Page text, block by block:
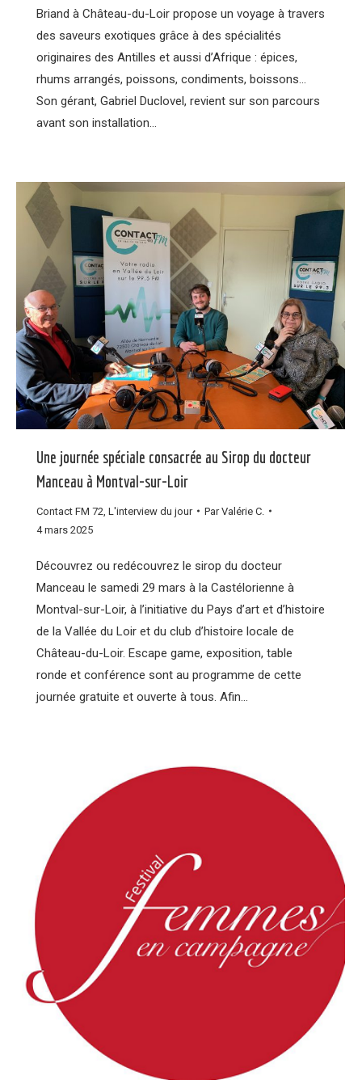
Briand à Château-du-Loir propose un voyage à travers
des saveurs exotiques grâce à des spécialités
originaires des Antilles et aussi d’Afrique : épices,
rhums arrangés, poissons, condiments, boissons…
Son gérant, Gabriel Duclovel, revient sur son parcours
avant son installation…
Une journée spéciale consacrée au Sirop du docteur
Manceau à Montval-sur-Loir
Contact FM 72 L'interview du jour ParValérie C.
4 mars 2025
Découvrez ou redécouvrez le sirop du docteur
Manceau le samedi 29 mars à la Castélorienne à
Montval-sur-Loir, à l’initiative du Pays d’art et d’histoire
de la Vallée du Loir et du club d’histoire locale de
Château-du-Loir. Escape game, exposition, table
ronde et conférence sont au programme de cette
journée gratuite et ouverte à tous. Afin…